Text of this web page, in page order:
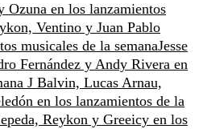
Ozuna en los lanzamientos
Ventino y Juan Pablo
musicales de la semanaJesse
Fernández y Andy Rivera en
J Balvin, Lucas Arnau,
en los lanzamientos de la
Reykon y Greeicy en los